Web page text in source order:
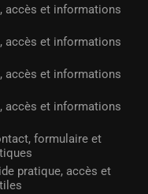
accès et informations
accès et informations
accès et informations
accès et informations
formulaire et
pratique, accès et